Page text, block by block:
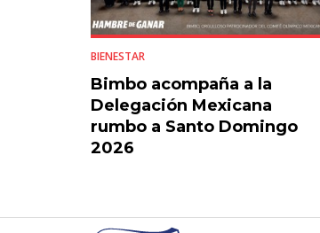
BIENESTAR
Bimbo acompaña a la
Delegación Mexicana
rumbo a Santo Domingo
2026